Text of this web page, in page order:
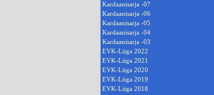
Kardaanisarja -07
Kardaanisarja -06
Kardaanisarja -05
Kardaanisarja -04
Kardaanisarja -03
EVK-Liiga 2022
EVK-Liiga 2021
EVK-Liiga 2020
EVK-Liiga 2019
EVK-Liiga 2018